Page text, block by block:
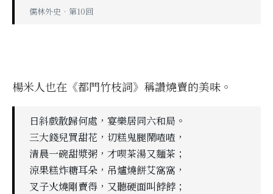
儒林外史．第10回
楊米人也在《都門竹枝詞》稱讚燒賣的美味。
日斜戲散歸何處，宴樂居同六和局。
三大錢兒買甜花，切糕鬼腿鬧喳喳，
清晨一碗甜漿粥，才喫茶湯又麵茶；
涼果糕炸糖耳朵，吊爐燒餅艾窩窩，
叉子火燒剛賣得，又聽硬面叫餑餑；